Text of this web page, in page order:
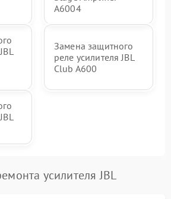
A6004
Замена защитного
реле усилителя JBL
Club A600
усилителя JBL